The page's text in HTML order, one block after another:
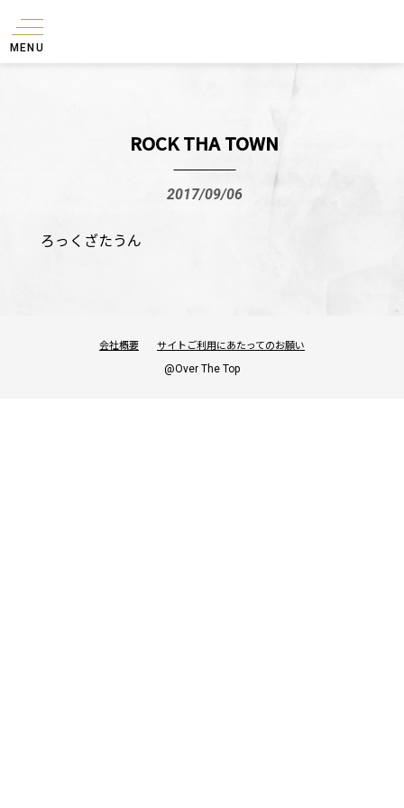
MENU
ROCK THA TOWN
2017/09/06
ろっくざたうん
会社概要 サイトご利用にあたってのお願い
@Over The Top